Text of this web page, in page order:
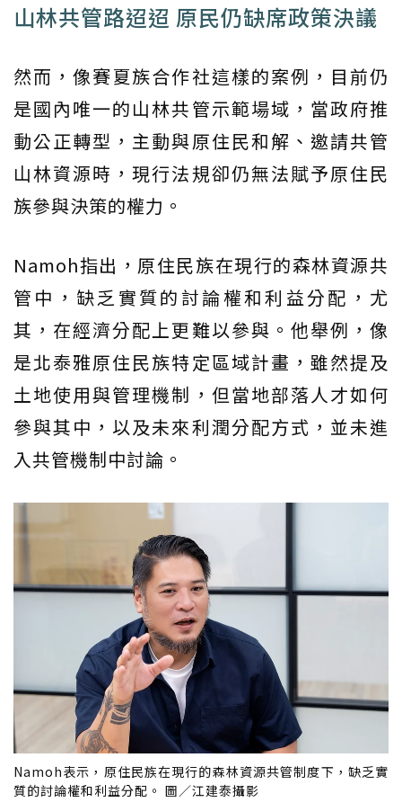
山林共管路迢迢 原民仍缺席政策決議
然而，像賽夏族合作社這樣的案例，目前仍
是國內唯一的山林共管示範場域，當政府推
動公正轉型，主動與原住民和解、邀請共管
山林資源時，現行法規卻仍無法賦予原住民
族參與決策的權力。
Namoh指出，原住民族在現行的森林資源共
管中，缺乏實質的討論權和利益分配，尤
其，在經濟分配上更難以參與。他舉例，像
是北泰雅原住民族特定區域計畫，雖然提及
土地使用與管理機制，但當地部落人才如何
參與其中，以及未來利潤分配方式，並未進
入共管機制中討論。
Namoh表示，原住民族在現行的森林資源共管制度下，缺乏實
質的討論權和利益分配。 圖／江建泰攝影